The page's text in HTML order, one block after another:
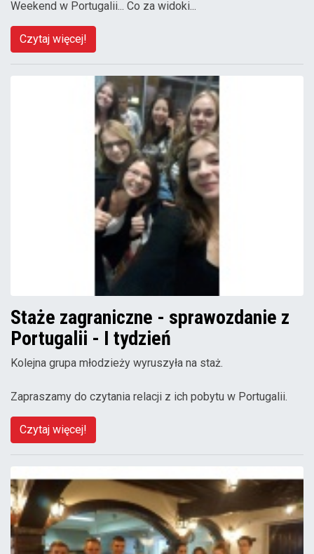
Weekend w Portugalii... Co za widoki...
Czytaj więcej!
Staże zagraniczne - sprawozdanie z
Portugalii - I tydzień
Kolejna grupa młodzieży wyruszyła na staż.
Zapraszamy do czytania relacji z ich pobytu w Portugalii.
Czytaj więcej!